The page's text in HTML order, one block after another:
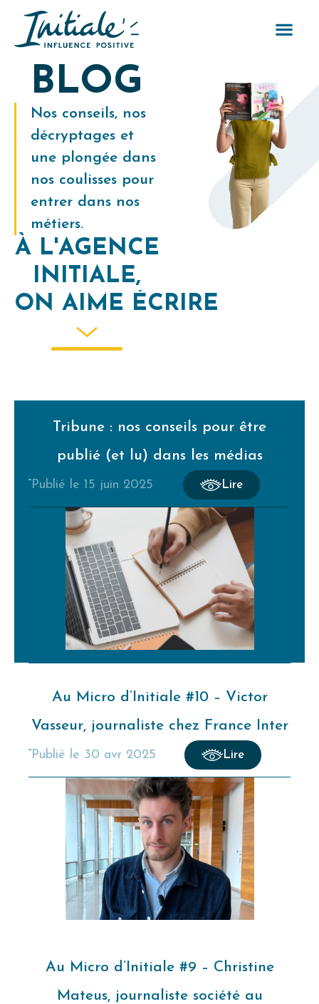
BLOG
Nos conseils, nos
décryptages et
une plongée dans
nos coulisses pour
entrer dans nos
métiers.
À L'AGENCE
INITIALE,
ON AIME ÉCRIRE
Tribune : nos conseils pour être
publié (et lu) dans les médias
publié le 15 juin 2025 Lire
Au Micro d’Initiale #10 – Victor
Vasseur, journaliste chez France Inter
publié le 30 avr 2025 Lire
Au Micro d’Initiale #9 – Christine
Mateus, journaliste société au